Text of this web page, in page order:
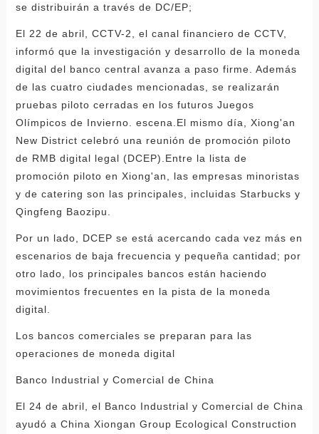
se distribuirán a través de DC/EP;
El 22 de abril, CCTV-2, el canal financiero de CCTV,
informó que la investigación y desarrollo de la moneda
digital del banco central avanza a paso firme. Además
de las cuatro ciudades mencionadas, se realizarán
pruebas piloto cerradas en los futuros Juegos
Olímpicos de Invierno. escena.El mismo día, Xiong'an
New District celebró una reunión de promoción piloto
de RMB digital legal (DCEP).Entre la lista de
promoción piloto en Xiong'an, las empresas minoristas
y de catering son las principales, incluidas Starbucks y
Qingfeng Baozipu.
Por un lado, DCEP se está acercando cada vez más en
escenarios de baja frecuencia y pequeña cantidad; por
otro lado, los principales bancos están haciendo
movimientos frecuentes en la pista de la moneda
digital.
Los bancos comerciales se preparan para las
operaciones de moneda digital
Banco Industrial y Comercial de China
El 24 de abril, el Banco Industrial y Comercial de China
ayudó a China Xiongan Group Ecological Construction